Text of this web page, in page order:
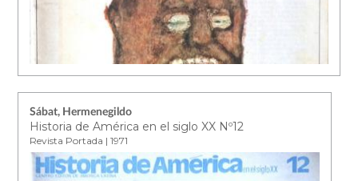
Sábat, Hermenegildo
Historia de América en el siglo XX Nº12
Revista Portada | 1971